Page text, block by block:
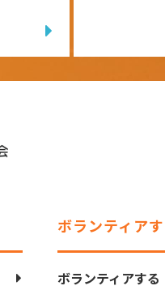
ボランティア
ボランティアする